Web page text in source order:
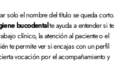
solo el nombre del título se queda corto.
bucodentalte ayuda a entender si te
clínico, la atención al paciente o el
te permite ver si encajas con un perfil
vocación por el acompañamiento y